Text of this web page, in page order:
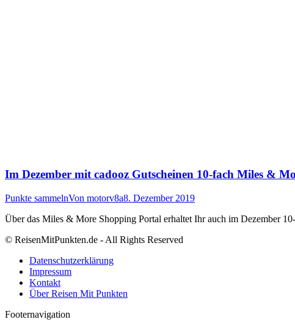
Im Dezember mit cadooz Gutscheinen 10-fach Miles &
Punkte sammelnVon motorv8a8. Dezember 2019
Über das Miles & More Shopping Portal erhaltet Ihr auch im Dezember
© ReisenMitPunkten.de - All Rights Reserved
Datenschutzerklärung
Impressum
Kontakt
Über Reisen Mit Punkten
Footernavigation